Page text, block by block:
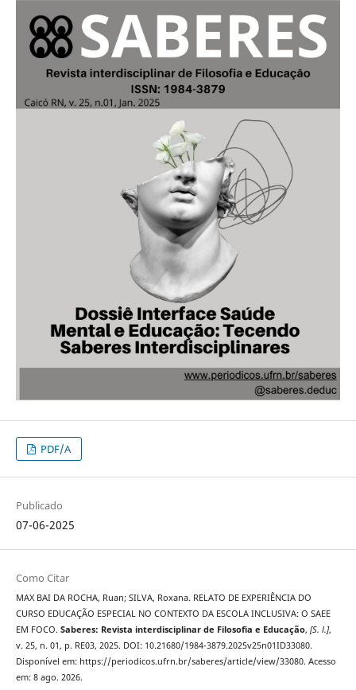
PDF/A
Publicado
07-06-2025
Como Citar
MAX BAI DA ROCHA, Ruan; SILVA, Roxana. RELATO DE EXPERIÊNCIA DO
CURSO EDUCAÇÃO ESPECIAL NO CONTEXTO DA ESCOLA INCLUSIVA: O SAEE
EM FOCO. Saberes: Revista interdisciplinar de Filosofia e Educação, [S. l.],
v. 25, n. 01, p. RE03, 2025. DOI: 10.21680/1984-3879.2025v25n01ID33080.
Disponível em: https://periodicos.ufrn.br/saberes/article/view/33080. Acesso
em: 8 ago. 2026.